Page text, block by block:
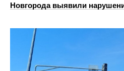
Новгорода выявили